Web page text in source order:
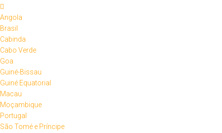
Angola
Brasil
Cabinda
Cabo Verde
Goa
Guiné-Bissau
Guiné Equatorial
Macau
Moçambique
Portugal
São Tomé e Príncipe